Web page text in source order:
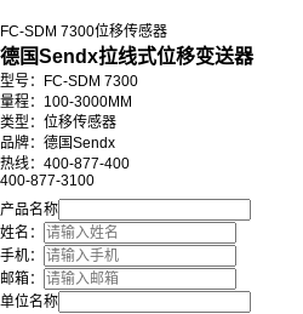
FC-SDM 7300位移传感器
德国Sendx拉线式位移变送器
型号：FC-SDM 7300
量程：100-3000MM
类型：位移传感器
品牌：德国Sendx
热线：400-877-400
400-877-3100
产品名称
姓名：
手机：
邮箱：
单位名称